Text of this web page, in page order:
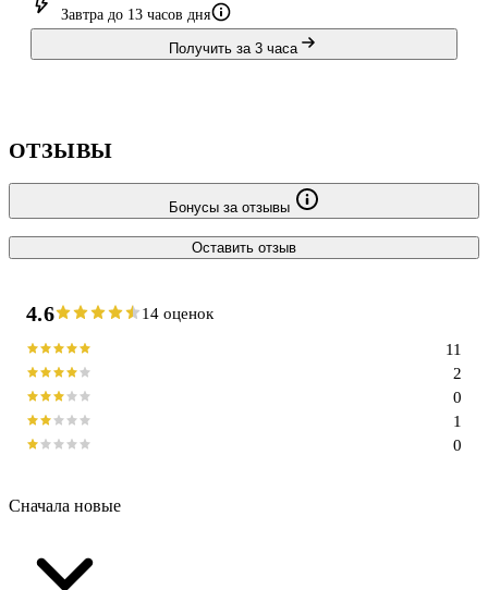
Завтра до 13 часов дня
Получить за 3 часа
ОТЗЫВЫ
Бонусы за отзывы
Оставить отзыв
4.6 14 оценок
0
1
0
2
11
Сначала новые